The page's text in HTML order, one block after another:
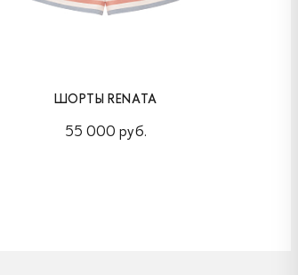
ШОРТЫ RENATA
55 000 руб.